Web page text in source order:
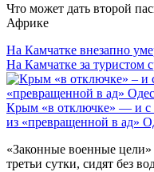
Что может дать второй
Африке
На Камчатке внезапно
На Камчатке за туристом
Крым «в отключке» — и с
из «превращенной в ад»
«Законные военные цели»
третьи сутки, сидят без